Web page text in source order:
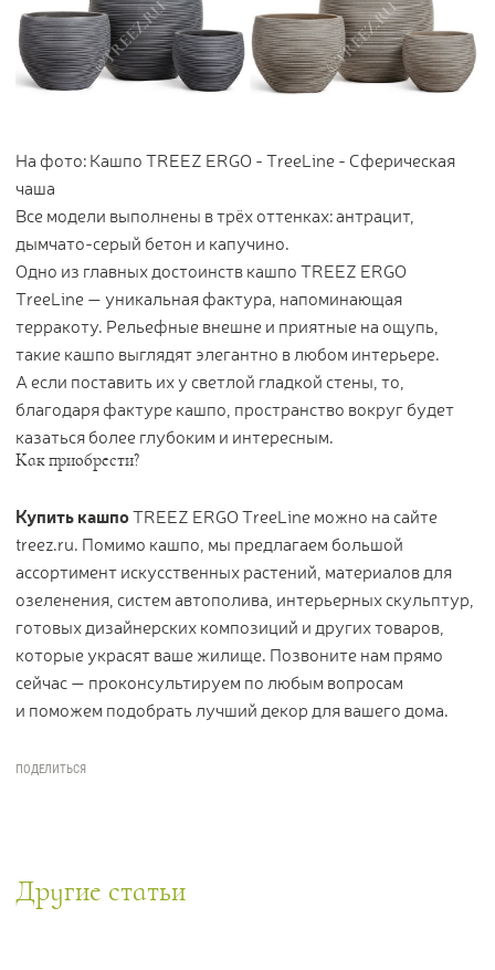
На фото: Кашпо TREEZ ERGO - TreeLine - Сферическая
чаша
Все модели выполнены в трёх оттенках: антрацит,
дымчато-серый бетон и капучино.
Одно из главных достоинств кашпо TREEZ ERGO
TreeLine — уникальная фактура, напоминающая
терракоту. Рельефные внешне и приятные на ощупь,
такие кашпо выглядят элегантно в любом интерьере.
А если поставить их у светлой гладкой стены, то,
благодаря фактуре кашпо, пространство вокруг будет
казаться более глубоким и интересным.
Как приобрести?
Купить кашпоTREEZ ERGO TreeLine можно на сайте
treez.ru. Помимо кашпо, мы предлагаем большой
ассортимент искусственных растений, материалов для
озеленения, систем автополива, интерьерных скульптур,
готовых дизайнерских композиций и других товаров,
которые украсят ваше жилище. Позвоните нам прямо
сейчас — проконсультируем по любым вопросам
и поможем подобрать лучший декор для вашего дома.
Другие статьи